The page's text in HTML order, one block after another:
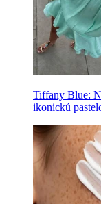
Tiffany Blue:
ikonickú